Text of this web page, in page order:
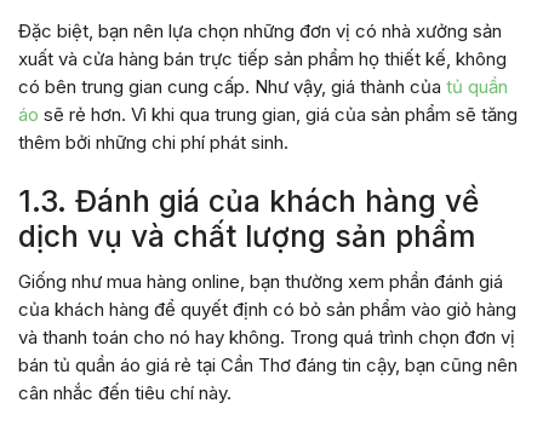
Đặc biệt, bạn nên lựa chọn những đơn vị có nhà xưởng sản
xuất và cửa hàng bán trực tiếp sản phẩm họ thiết kế, không
có bên trung gian cung cấp. Như vậy, giá thành của tủ quần
áo sẽ rẻ hơn. Vì khi qua trung gian, giá của sản phẩm sẽ tăng
thêm bởi những chi phí phát sinh.
1.3. Đánh giá của khách hàng về
dịch vụ và chất lượng sản phẩm
Giống như mua hàng online, bạn thường xem phần đánh giá
của khách hàng để quyết định có bỏ sản phẩm vào giỏ hàng
và thanh toán cho nó hay không. Trong quá trình chọn đơn vị
bán tủ quần áo giá rẻ tại Cần Thơ đáng tin cậy, bạn cũng nên
cân nhắc đến tiêu chí này.